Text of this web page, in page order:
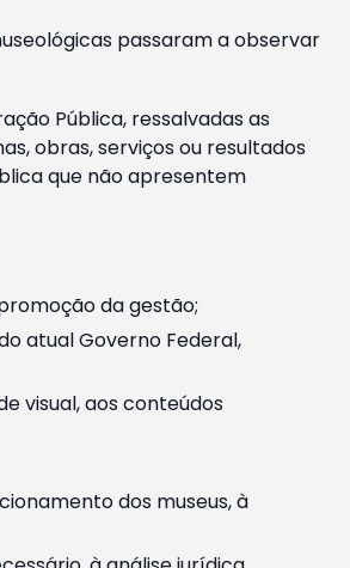
passaram a observar
Pública, ressalvadas as
obras, serviços ou resultados
que não apresentem
da gestão;
atual Governo Federal,
visual, aos conteúdos
dos museus, à